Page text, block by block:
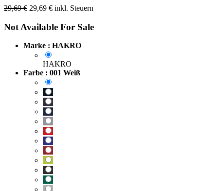
29,69€ 29,69 € inkl. Steuern
Not Available For Sale
Marke : HAKRO
HAKRO
Farbe : 001 Weiß